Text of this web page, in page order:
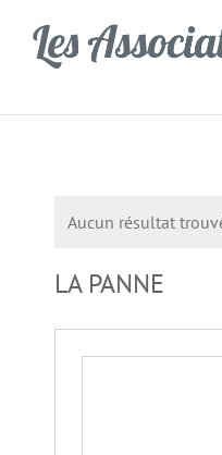
contenu
Notice
Aucun résultat
LA PANNE